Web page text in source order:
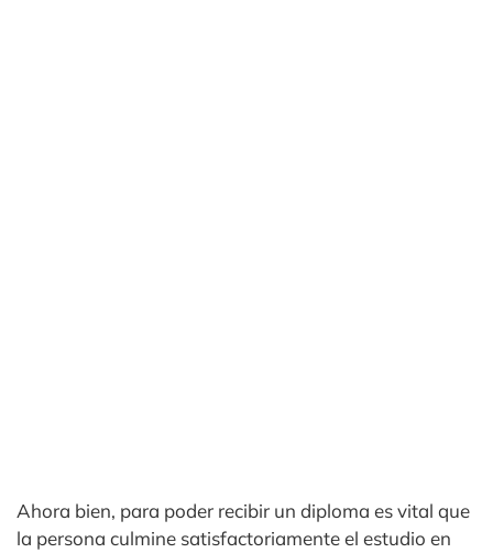
Ahora bien, para poder recibir un diploma es vital que
la persona culmine satisfactoriamente el estudio en